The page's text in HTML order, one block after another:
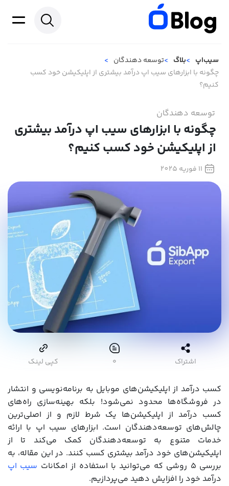
سیب‌اپ بلاگ
توسعه دهندگان
چگونه با ابزارهای سیب اپ درآمد بیشتری از اپلیکیشن خود کسب
کنیم؟
توسعه دهندگان
چگونه با ابزارهای سیب اپ درآمد بیشتری
از اپلیکیشن خود کسب کنیم؟
11 فوریه 2025
اشتراک ۰ کپی لینک
کسب درآمد از اپلیکیشن‌های موبایل به برنامه‌نویسی و انتشار
در فروشگاه‌ها محدود نمی‌شود! بلکه بهینه‌سازی راه‌های
کسب درآمد از اپلیکیشن‌ها یک شرط لازم و از اصلی‌ترین
چالش‌های توسعه‌دهندگان است. ابزارهای سیب اپ با ارائه
خدمات متنوع به توسعه‌دهندگان کمک می‌کند تا از
اپلیکیشن‌های خود درآمد بیشتری کسب کنند. در این مقاله، به
بررسی ۵ روشی که می‌توانید با استفاده از امکانات
سیب اپ
درآمد خود را افزایش دهید می‌پردازیم.